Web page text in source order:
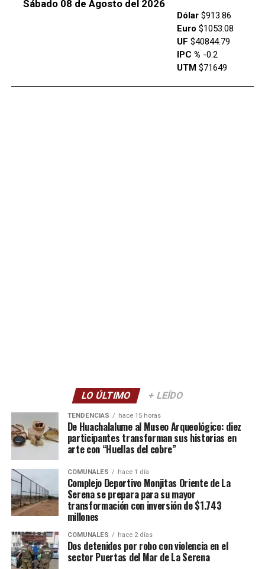
Sábado 08 de Agosto del 2026
Dólar$913.86
Euro $1053.08
UF $40844.79
IPC % -0.2
UTM $71649
LO ÚLTIMO + LEÍDO
TENDENCIAS hace 15 horas
De Huachalalume al Museo Arqueológico: diez
participantes transforman sus historias en
arte con “Huellas del cobre”
COMUNALES hace 1 día
Complejo Deportivo Monjitas Oriente de La
Serena se prepara para su mayor
transformación con inversión de $1.743
millones
COMUNALES hace 2 días
Dos detenidos por robo con violencia en el
sector Puertas del Mar de La Serena